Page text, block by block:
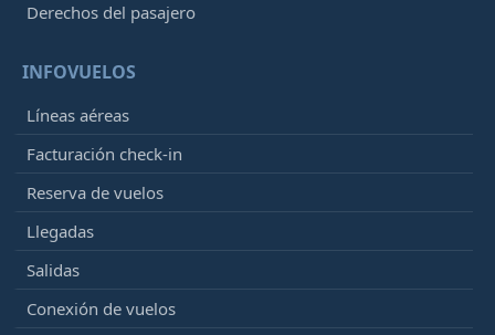
Derechos del pasajero
INFOVUELOS
Líneas aéreas
Facturación check-in
Reserva de vuelos
Llegadas
Salidas
Conexión de vuelos